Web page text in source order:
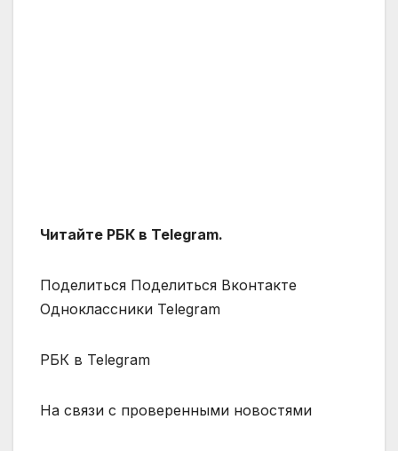
Читайте РБК в Telegram.
Поделиться Поделиться Вконтакте
Одноклассники Telegram
РБК в Telegram
На связи с проверенными новостями